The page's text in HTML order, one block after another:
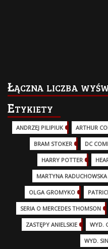
Łączna liczba
Etykiety
ANDRZEJ PILIPIUK (29)ARTHUR
BRAM STOKER DC
HARRY POTTER (13)
MARTYNA RADUCHOWSKA
OLGA GROMYKO
SERIA O MERCEDES THOMSON
ZASTĘPY ANIELSKIE WYD.
WYD.